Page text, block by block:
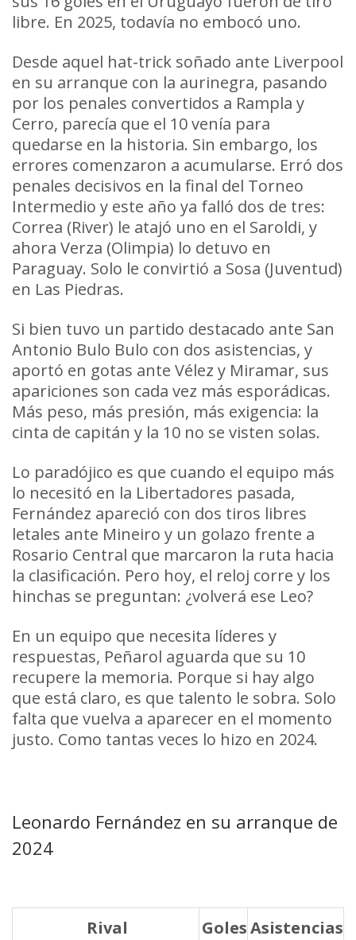
libre. En 2025, todavía no embocó uno.
Desde aquel hat-trick soñado ante Liverpool
en su arranque con la aurinegra, pasando
por los penales convertidos a Rampla y
Cerro, parecía que el 10 venía para
quedarse en la historia. Sin embargo, los
errores comenzaron a acumularse. Erró dos
penales decisivos en la final del Torneo
Intermedio y este año ya falló dos de tres:
Correa (River) le atajó uno en el Saroldi, y
ahora Verza (Olimpia) lo detuvo en
Paraguay. Solo le convirtió a Sosa (Juventud)
en Las Piedras.
Si bien tuvo un partido destacado ante San
Antonio Bulo Bulo con dos asistencias, y
aportó en gotas ante Vélez y Miramar, sus
apariciones son cada vez más esporádicas.
Más peso, más presión, más exigencia: la
cinta de capitán y la 10 no se visten solas.
Lo paradójico es que cuando el equipo más
lo necesitó en la Libertadores pasada,
Fernández apareció con dos tiros libres
letales ante Mineiro y un golazo frente a
Rosario Central que marcaron la ruta hacia
la clasificación. Pero hoy, el reloj corre y los
hinchas se preguntan: ¿volverá ese Leo?
En un equipo que necesita líderes y
respuestas, Peñarol aguarda que su 10
recupere la memoria. Porque si hay algo
que está claro, es que talento le sobra. Solo
falta que vuelva a aparecer en el momento
justo. Como tantas veces lo hizo en 2024.
Leonardo Fernández en su arranque de
2024
Rival GolesAsistencias